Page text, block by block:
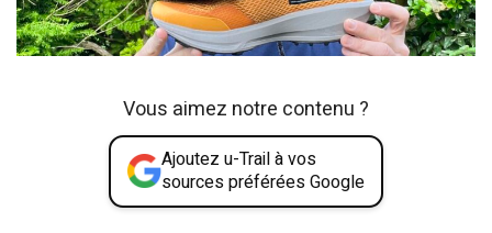
Vous aimez notre contenu ?
Ajoutez u-Trail à vos
sources préférées Google